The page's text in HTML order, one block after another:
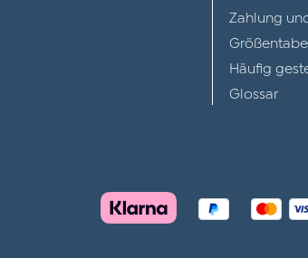
Zahlung
Häufig
Glossar